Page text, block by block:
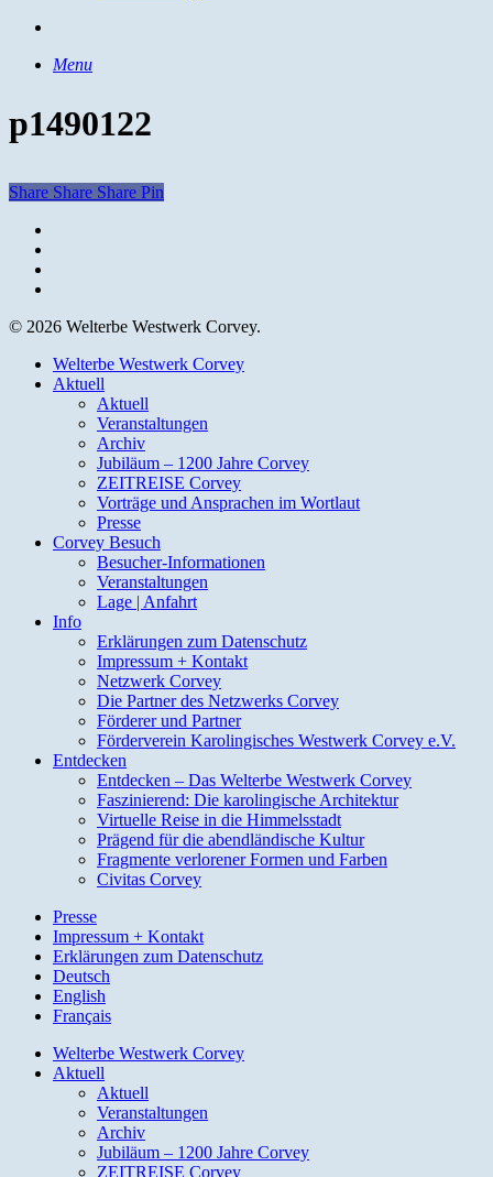
Menu
p1490122
Share Share Share Pin
© 2026 Welterbe Westwerk Corvey.
Close
Menu
Welterbe Westwerk Corvey
Aktuell
Aktuell
Veranstaltungen
Archiv
Jubiläum – 1200 Jahre Corvey
ZEITREISE Corvey
Vorträge und Ansprachen im Wortlaut
Presse
Corvey Besuch
Besucher-Informationen
Veranstaltungen
Lage | Anfahrt
Info
Erklärungen zum Datenschutz
Impressum + Kontakt
Netzwerk Corvey
Die Partner des Netzwerks Corvey
Förderer und Partner
Förderverein Karolingisches Westwerk Corvey e.V.
Entdecken
Entdecken – Das Welterbe Westwerk Corvey
Faszinierend: Die karolingische Architektur
Virtuelle Reise in die Himmelsstadt
Prägend für die abendländische Kultur
Fragmente verlorener Formen und Farben
Civitas Corvey
Presse
Impressum + Kontakt
Erklärungen zum Datenschutz
Deutsch
English
Français
Welterbe Westwerk Corvey
Aktuell
Aktuell
Veranstaltungen
Archiv
Jubiläum – 1200 Jahre Corvey
ZEITREISE Corvey